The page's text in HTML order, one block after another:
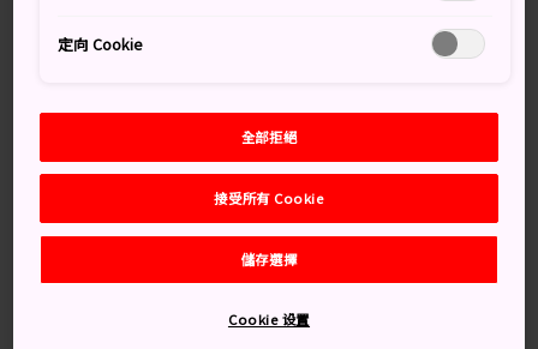
交通方式
從 JR 山陰本線的 JR 湖山站走路 15 分鐘，即可抵達池塘
定向 Cookie
全部拒絕
接受所有 Cookie
儲存選擇
Cookie 设置